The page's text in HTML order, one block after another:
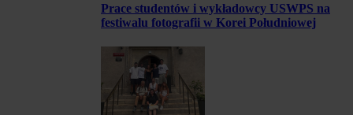
Prace studentów i wykładowcy USWPS na
festiwalu fotografii w Korei Południowej